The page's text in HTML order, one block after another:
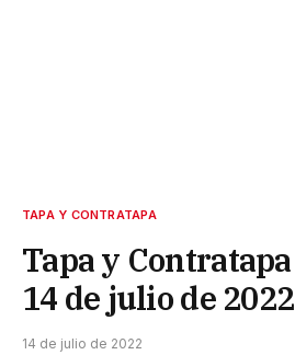
TAPA Y CONTRATAPA
Tapa y Contratapa
14 de julio de 2022
14 de julio de 2022